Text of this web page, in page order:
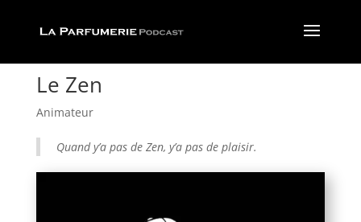
Le Zen
Animateur
Quand y’a pas de Zen, y’a pas de plaisir.